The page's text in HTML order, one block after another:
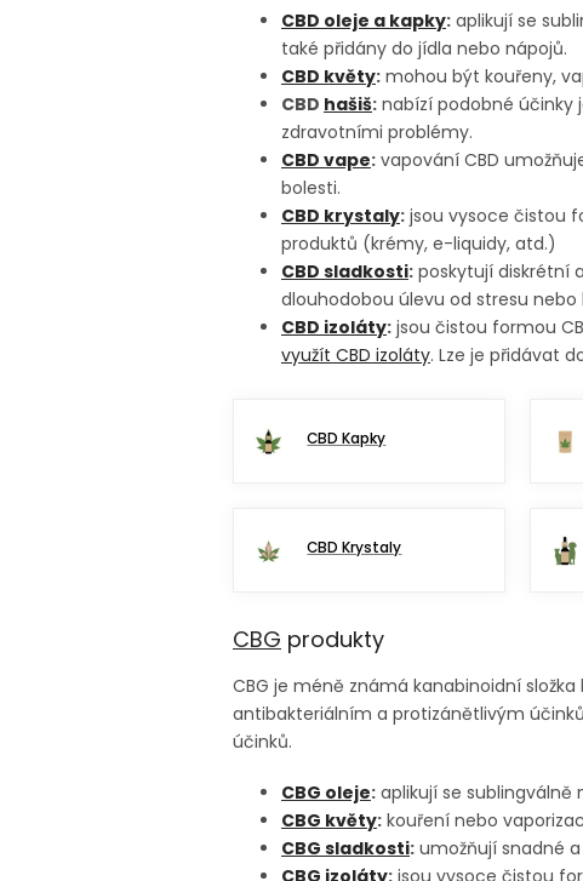
CBD oleje a kapky: aplikují se
také přidány do jídla nebo nápojů.
CBD květy: mohou být kouřeny,
CBD hašiš: nabízí podobné účinky
zdravotními problémy.
CBD vape: vapování CBD
bolesti.
CBD krystaly: jsou vysoce čistou
produktů (krémy, e-liquidy, atd.)
CBD sladkosti: poskytují diskrétní
dlouhodobou úlevu od stresu nebo
CBD izoláty: jsou čistou formou
využít CBD izoláty. Lze je přidávat
CBD Kapky
CBD Krystaly
CBG produkty
CBG je méně známá kanabinoidní
antibakteriálním a protizánětlivým
účinků.
CBG oleje: aplikují se
CBG květy: kouření nebo
CBG sladkosti: umožňují snadné